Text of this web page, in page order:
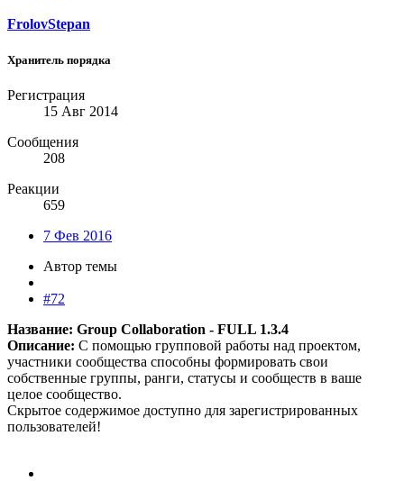
FrolovStepan
Хранитель порядка
Регистрация
15 Авг 2014
Сообщения
208
Реакции
659
7 Фев 2016
Автор темы
#72
Название: Group Collaboration - FULL 1.3.4
Описание: С помощью групповой работы над проектом,
участники сообщества способны формировать свои
собственные группы, ранги, статусы и сообществ в ваше
целое сообщество.
Скрытое содержимое доступно для зарегистрированных
пользователей!